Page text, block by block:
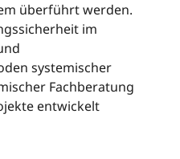
überführt werden.
im
systemischer
Fachberatung
entwickelt